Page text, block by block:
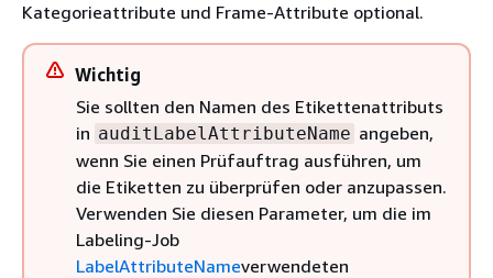
Kategorieattribute und Frame-Attribute optional.
Wichtig
Sie sollten den Namen des Etikettenattributs
in auditLabelAttributeName angeben,
wenn Sie einen Prüfauftrag ausführen, um
die Etiketten zu überprüfen oder anzupassen.
Verwenden Sie diesen Parameter, um die im
Labeling-Job
LabelAttributeNameverwendeten